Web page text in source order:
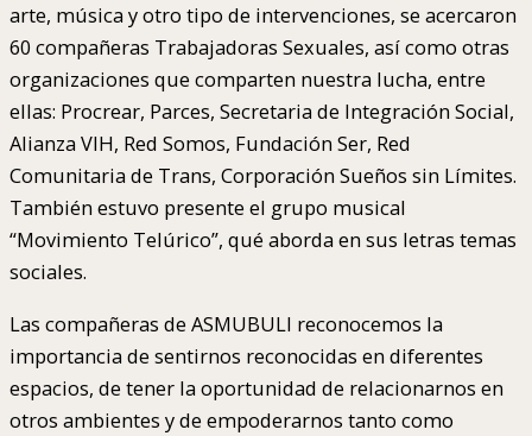
arte, música y otro tipo de intervenciones, se acercaron
60 compañeras Trabajadoras Sexuales, así como otras
organizaciones que comparten nuestra lucha, entre
ellas: Procrear, Parces, Secretaria de Integración Social,
Alianza VIH, Red Somos, Fundación Ser, Red
Comunitaria de Trans, Corporación Sueños sin Límites.
También estuvo presente el grupo musical
“Movimiento Telúrico”, qué aborda en sus letras temas
sociales.
Las compañeras de ASMUBULI reconocemos la
importancia de sentirnos reconocidas en diferentes
espacios, de tener la oportunidad de relacionarnos en
otros ambientes y de empoderarnos tanto como